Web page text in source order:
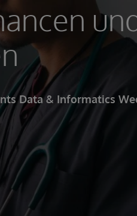
Data & Informatics